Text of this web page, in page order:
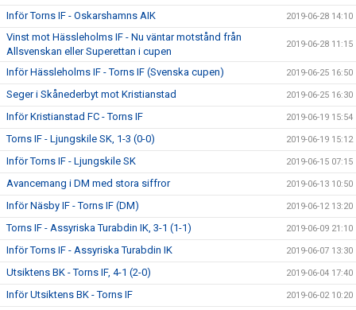
Inför Torns IF - Oskarshamns AIK 2019-06-28 14:10
Vinst mot Hässleholms IF - Nu väntar motstånd från
Allsvenskan eller Superettan i cupen
2019-06-28 11:15
Inför Hässleholms IF - Torns IF (Svenska cupen) 2019-06-25 16:50
Seger i Skånederbyt mot Kristianstad 2019-06-25 16:30
Inför Kristianstad FC - Torns IF 2019-06-19 15:54
Torns IF - Ljungskile SK, 1-3 (0-0) 2019-06-19 15:12
Inför Torns IF - Ljungskile SK 2019-06-15 07:15
Avancemang i DM med stora siffror 2019-06-13 10:50
Inför Näsby IF - Torns IF (DM) 2019-06-12 13:20
Torns IF - Assyriska Turabdin IK, 3-1 (1-1) 2019-06-09 21:10
Inför Torns IF - Assyriska Turabdin IK 2019-06-07 13:30
Utsiktens BK - Torns IF, 4-1 (2-0) 2019-06-04 17:40
Inför Utsiktens BK - Torns IF 2019-06-02 10:20